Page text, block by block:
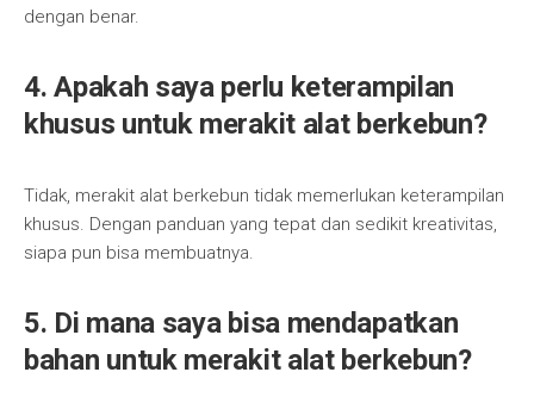
dengan benar.
4. Apakah saya perlu keterampilan
khusus untuk merakit alat berkebun?
Tidak, merakit alat berkebun tidak memerlukan keterampilan
khusus. Dengan panduan yang tepat dan sedikit kreativitas,
siapa pun bisa membuatnya.
5. Di mana saya bisa mendapatkan
bahan untuk merakit alat berkebun?